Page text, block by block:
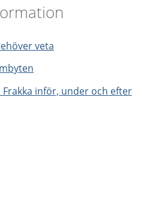
veta
inför, under och efter